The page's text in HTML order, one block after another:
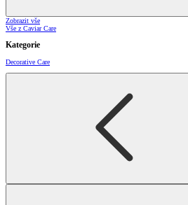
Zobrazit vše
Vše z Caviar Care
Kategorie
Decorative Care